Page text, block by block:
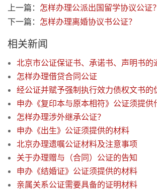
上一篇： 怎样办理公派出国留学协议公证？
下一篇： 怎样办理离婚协议书公证？
相关新闻
怎样办理借贷合同公证
怎样办理涉外继承公证？
申办《出生》公证须提供的材料
北京办理遗嘱公证材料及注意事项
关于办理赠与（合同）公证的告知
申办《结婚证》公证须提供的材料
亲属关系公证需要具备的证明材料